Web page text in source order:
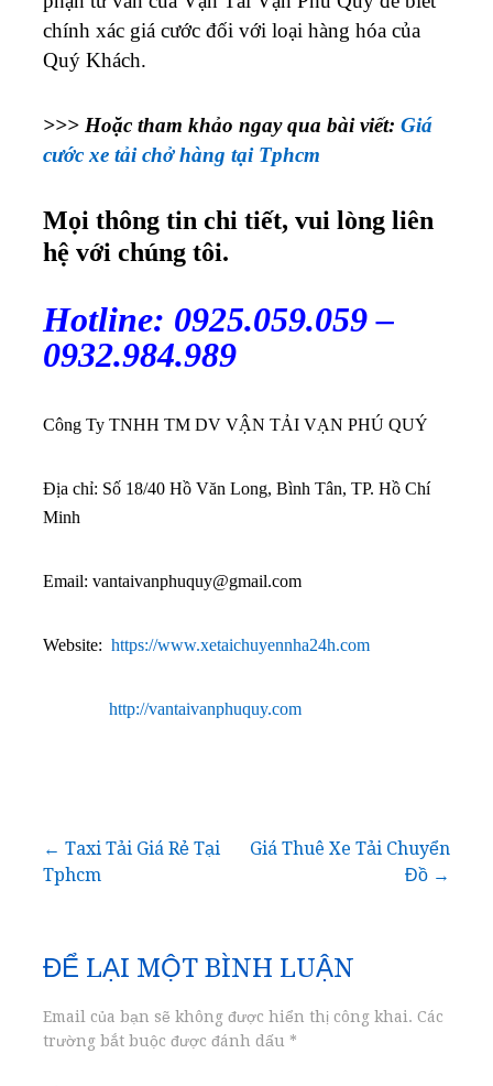
chính xác giá cước đối với loại hàng hóa của
Quý Khách.
>>> Hoặc tham khảo ngay qua bài viết: Giá
cước xe tải chở hàng tại Tphcm
Mọi thông tin chi tiết, vui lòng liên
hệ với chúng tôi.
Hotline: 0925.059.059 –
0932.984.989
Công Ty TNHH TM DV VẬN TẢI VẠN PHÚ QUÝ
Địa chỉ: Số 18/40 Hồ Văn Long, Bình Tân, TP. Hồ Chí
Minh
Email: vantaivanphuquy@gmail.com
Website: https://www.xetaichuyennha24h.com
http://vantaivanphuquy.com
Điều
bài
viết
← Taxi Tải Giá Rẻ Tại
Tphcm
Giá Thuê Xe Tải Chuyển
Đồ →
ĐỂ LẠI MỘT BÌNH LUẬN
Email của bạn sẽ không được hiển thị công khai. Các
trường bắt buộc được đánh dấu *